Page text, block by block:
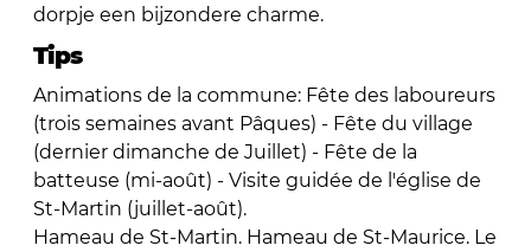
dorpje een bijzondere charme.
Tips
Animations de la commune: Fête des laboureurs
(trois semaines avant Pâques) - Fête du village
(dernier dimanche de Juillet) - Fête de la
batteuse (mi-août) - Visite guidée de l'église de
St-Martin (juillet-août).
Hameau de St-Martin. Hameau de St-Maurice. Le